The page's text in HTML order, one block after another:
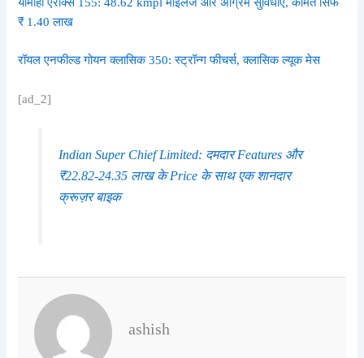
₹ 1.40 लाख
रॉयल एनफील्ड गोयन क्लासिक 350: स्ट्रॉन्ग फीचर्स, क्लासिक ल्यूक मेस
[ad_2]
Indian Super Chief Limited: दमदार Features और
₹22.82-24.35 लाख के Price के साथ एक शानदार
क्रूज़र बाइक
ashish